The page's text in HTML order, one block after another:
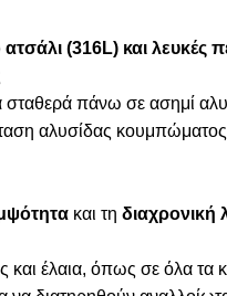
(316L) και λευκές
σταθερά πάνω σε ασημί
αλυσίδας
και τη διαχρονική
και έλαια, όπως σε όλα τα